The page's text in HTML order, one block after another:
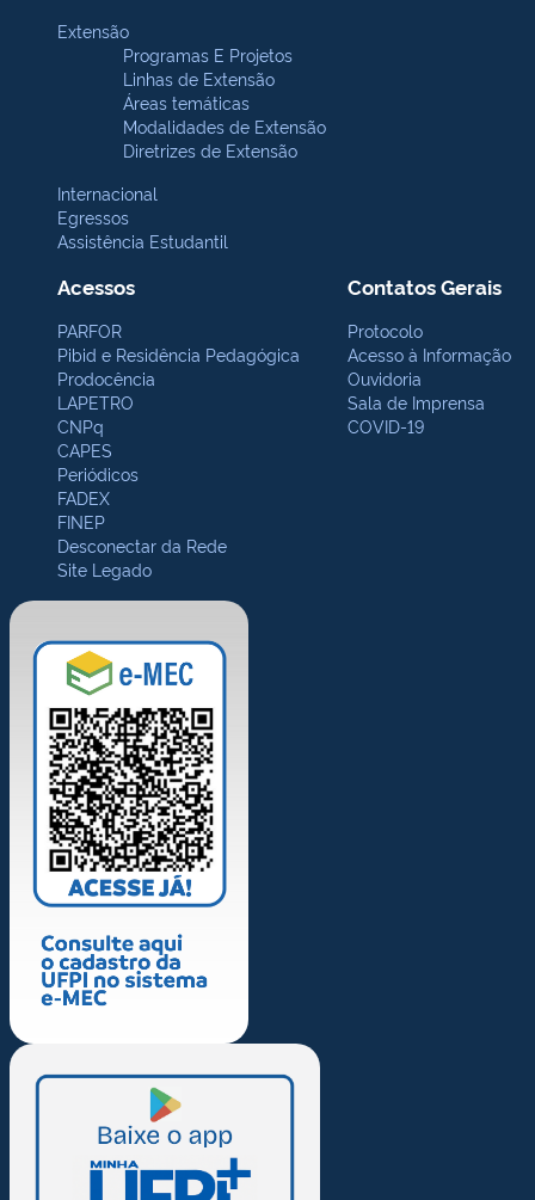
Extensão
Programas E Projetos
Linhas de Extensão
Áreas temáticas
Modalidades de Extensão
Diretrizes de Extensão
Internacional
Egressos
Assistência Estudantil
Acessos
PARFOR
Pibid e Residência Pedagógica
Prodocência
LAPETRO
CNPq
CAPES
Periódicos
FADEX
FINEP
Desconectar da Rede
Site Legado
Contatos Gerais
Protocolo
Acesso à Informação
Ouvidoria
Sala de Imprensa
COVID-19